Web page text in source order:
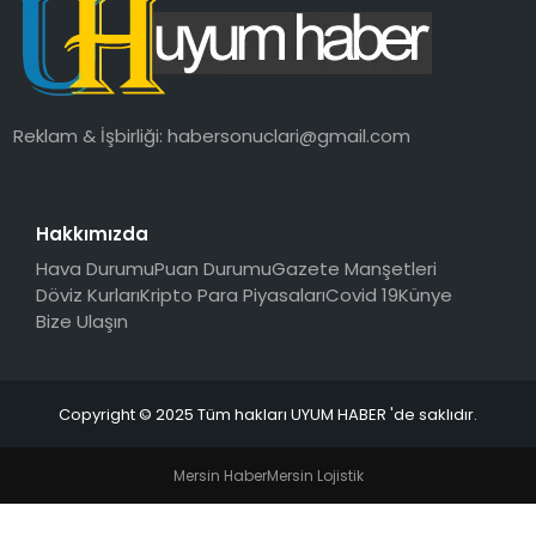
SAĞLIK
MAGAZIN
Reklam & İşbirliği:habersonuclari@gmail.com
Hakkımızda
Hava DurumuPuan DurumuGazete Manşetleri
Döviz KurlarıKripto Para PiyasalarıCovid 19Künye
Bize Ulaşın
Copyright © 2025 Tüm hakları UYUM HABER 'de saklıdır.
Mersin HaberMersin Lojistik